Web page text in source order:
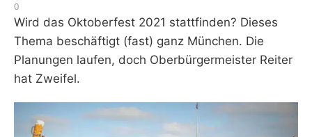
0
Wird das Oktoberfest 2021 stattfinden? Dieses
Thema beschäftigt (fast) ganz München. Die
Planungen laufen, doch Oberbürgermeister Reiter
hat Zweifel.